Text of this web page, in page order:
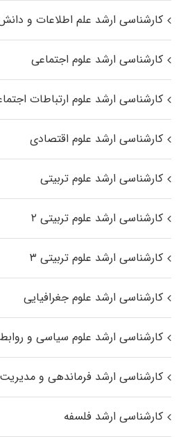
کارشناسی ارشد علم اطلاعات و
کارشناسی ارشد علوم اجتماعی
کارشناسی ارشد علوم ارتباطات
کارشناسی ارشد علوم اقتصادی
کارشناسی ارشد علوم تربیتی
کارشناسی ارشد علوم تربیتی ۲
کارشناسی ارشد علوم تربیتی ۳
کارشناسی ارشد علوم جغرافیایی
کارشناسی ارشد علوم سیاسی و
کارشناسی ارشد فرماندهی و
کارشناسی ارشد فلسفه